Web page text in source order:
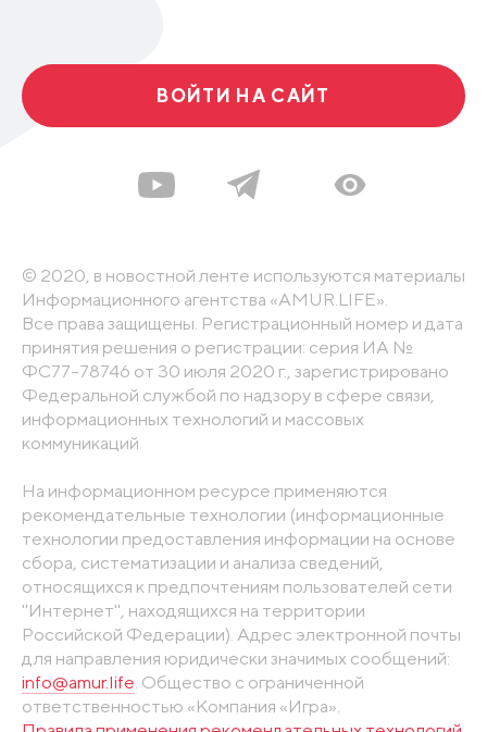
ВОЙТИ НА САЙТ
© 2020, в новостной ленте используются материалы
Информационного агентства «AMUR.LIFE».
Все права защищены. Регистрационный номер и дата
принятия решения о регистрации: серия ИА №
ФС77-78746 от 30 июля 2020 г., зарегистрировано
Федеральной службой по надзору в сфере связи,
информационных технологий и массовых
коммуникаций
На информационном ресурсе применяются
рекомендательные технологии (информационные
технологии предоставления информации на основе
сбора, систематизации и анализа сведений,
относящихся к предпочтениям пользователей сети
"Интернет", находящихся на территории
Российской Федерации). Адрес электронной почты
для направления юридически значимых сообщений:
info@amur.life . Общество с ограниченной
ответственностью «Компания «Игра».